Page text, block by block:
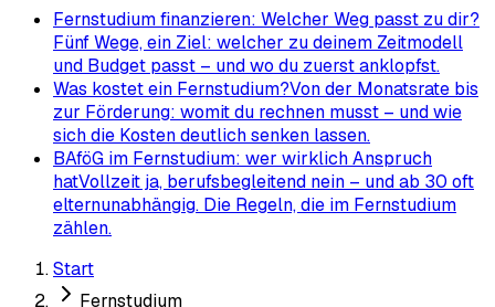
Fernstudium finanzieren: Welcher Weg passt zu dir?
Fünf Wege, ein Ziel: welcher zu deinem Zeitmodell
und Budget passt – und wo du zuerst anklopfst.
Was kostet ein Fernstudium?Von der Monatsrate bis
zur Förderung: womit du rechnen musst – und wie
sich die Kosten deutlich senken lassen.
BAföG im Fernstudium: wer wirklich Anspruch
hatVollzeit ja, berufsbegleitend nein – und ab 30 oft
elternunabhängig. Die Regeln, die im Fernstudium
zählen.
Start
Fernstudium